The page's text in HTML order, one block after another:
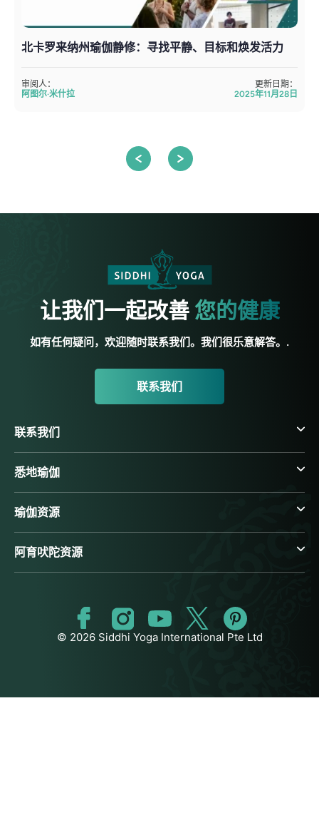
北卡罗来纳州瑜伽静修：寻找平静、目标和焕发活力
审阅人：
阿图尔·米什拉
更新日期：
2025年11月28日
让我们一起改善 您的健康
如有任何疑问，欢迎随时联系我们。我们很乐意解答。.
联系我们
联系我们
悉地瑜伽
瑜伽资源
阿育吠陀资源
© 2026 Siddhi Yoga International Pte Ltd